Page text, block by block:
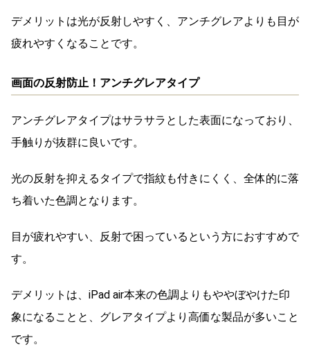
デメリットは光が反射しやすく、アンチグレアよりも目が
疲れやすくなることです。
画面の反射防止！アンチグレアタイプ
アンチグレアタイプはサラサラとした表面になっており、
手触りが抜群に良いです。
光の反射を抑えるタイプで指紋も付きにくく、全体的に落
ち着いた色調となります。
目が疲れやすい、反射で困っているという方におすすめで
す。
デメリットは、iPad air本来の色調よりもややぼやけた印
象になることと、グレアタイプより高価な製品が多いこと
です。